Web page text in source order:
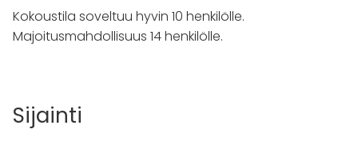
Kokoustila soveltuu hyvin 10 henkilölle.
Majoitusmahdollisuus 14 henkilölle.
Sijainti